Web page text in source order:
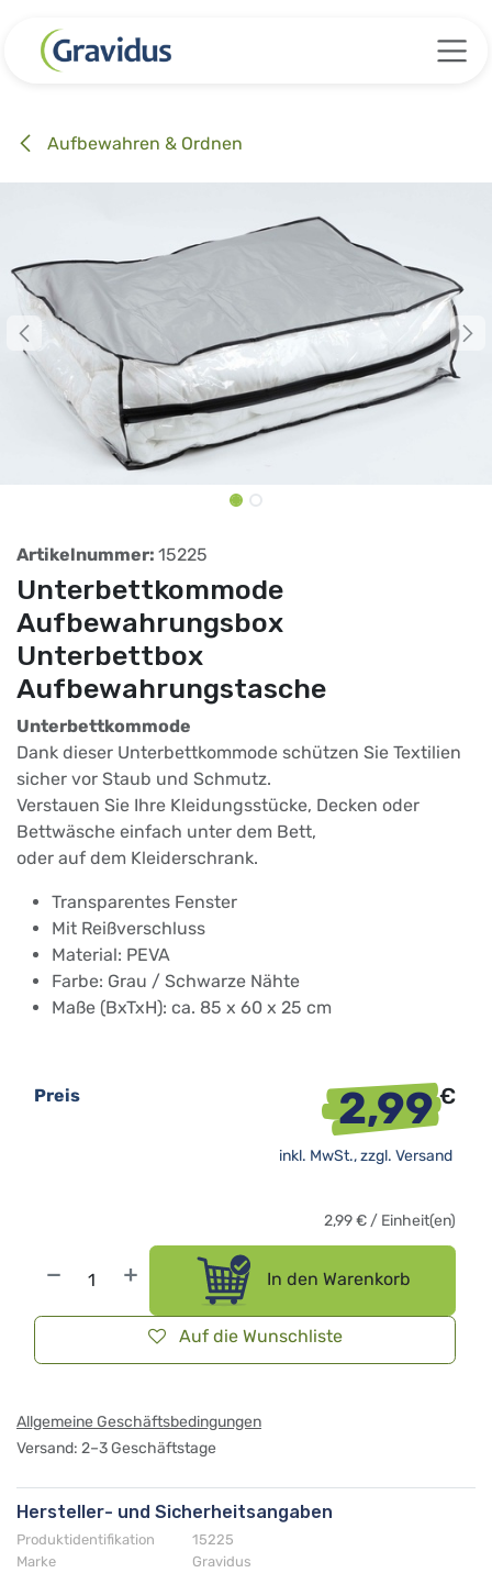
Aufbewahren & Ordnen
Artikelnummer: 15225
Unterbettkommode
Aufbewahrungsbox
Unterbettbox
Aufbewahrungstasche
Unterbettkommode
Dank dieser Unterbettkommode schützen Sie Textilien
sicher vor Staub und Schmutz.
Verstauen Sie Ihre Kleidungsstücke, Decken oder
Bettwäsche einfach unter dem Bett,
oder auf dem Kleiderschrank.
Transparentes Fenster
Mit Reißverschluss
Material: PEVA
Farbe: Grau / Schwarze Nähte
Maße (BxTxH): ca. 85 x 60 x 25 cm
In den Warenkorb
Auf die Wunschliste
Preis 2,99€
inkl. MwSt., zzgl. Versand
2,99€ / Einheit(en)
Allgemeine Geschäftsbedingungen
Versand: 2–3 Geschäftstage
Hersteller- und Sicherheitsangaben
Produktidentifikation
15225
Marke
Gravidus